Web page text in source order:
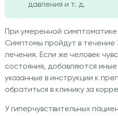
давления и т. д.
При умеренной
Симптомы пройдут в течение
лечения. Если же человек
состояния, добавляются
указанные в инструкции к
обратиться в клинику за
У гиперчувствительных